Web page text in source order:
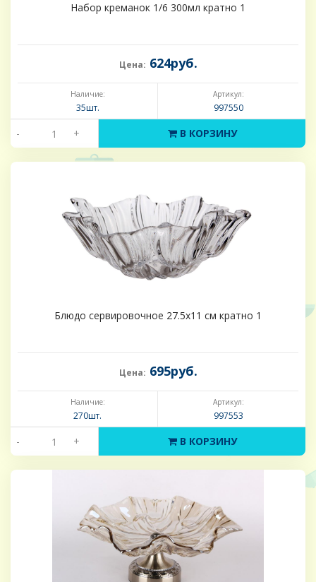
Набор креманок 1/6 300мл кратно 1
Цена: 624руб.
Наличие:
35шт.
Артикул:
997550
- + В КОРЗИНУ
Блюдо сервировочное 27.5х11 см кратно 1
Цена: 695руб.
Наличие:
270шт.
Артикул:
997553
- + В КОРЗИНУ